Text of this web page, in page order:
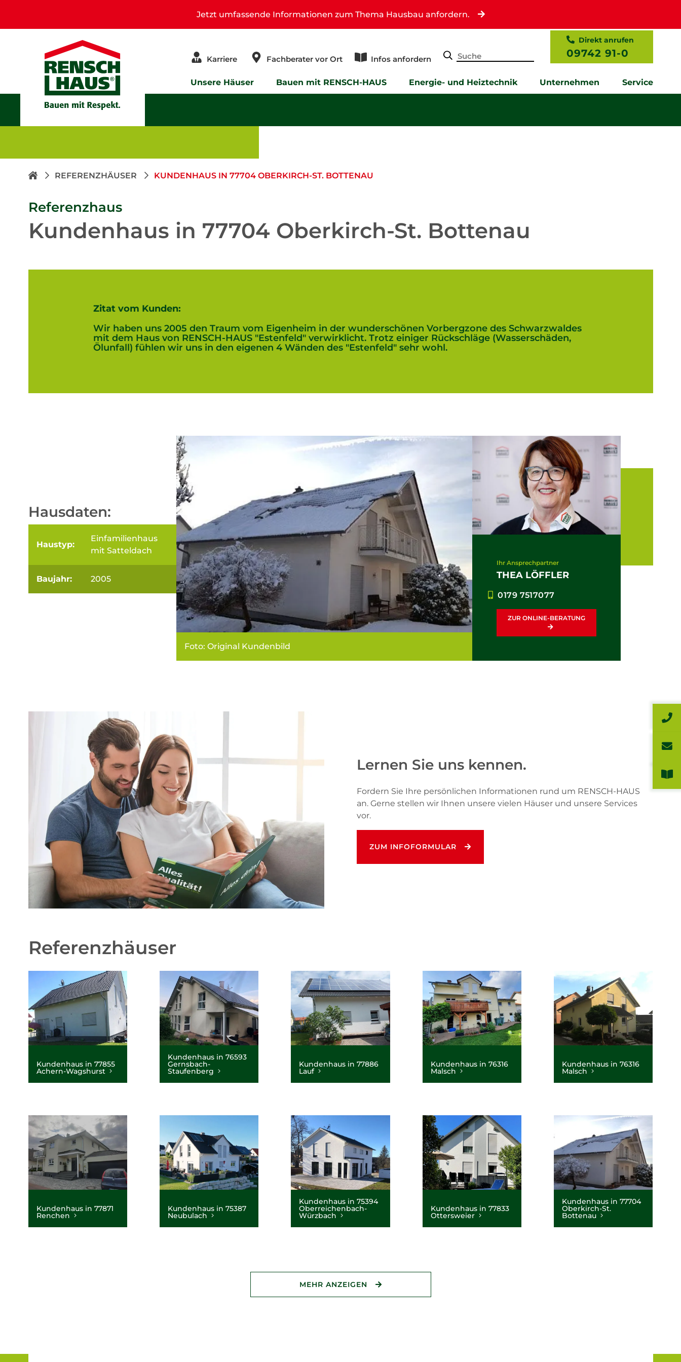
Jetzt umfassende Informationen zum Thema Hausbau anfordern.
Karriere Fachberater vor Ort Infos anfordern
Direkt anrufen
09742 91-0
Unsere Häuser Bauen mit RENSCH-HAUS Energie- und Heiztechnik Unternehmen Service
REFERENZHÄUSER KUNDENHAUS IN 77704 OBERKIRCH-ST. BOTTENAU
Referenzhaus
Kundenhaus in 77704 Oberkirch-St. Bottenau
Zitat vom Kunden:
Wir haben uns 2005 den Traum vom Eigenheim in der wunderschönen Vorbergzone des Schwarzwaldes
mit dem Haus von RENSCH-HAUS "Estenfeld" verwirklicht. Trotz einiger Rückschläge (Wasserschäden,
Ölunfall) fühlen wir uns in den eigenen 4 Wänden des "Estenfeld" sehr wohl.
Hausdaten:
Haustyp:
Einfamilienhaus
mit Satteldach
Baujahr: 2005
Foto: Original Kundenbild
Ihr Ansprechpartner
THEA LÖFFLER
0179 7517077
ZUR ONLINE-BERATUNG
Lernen Sie uns kennen.
Fordern Sie Ihre persönlichen Informationen rund um RENSCH-HAUS
an. Gerne stellen wir Ihnen unsere vielen Häuser und unsere Services
vor.
ZUM INFOFORMULAR
Referenzhäuser
Kundenhaus in 77855
Achern-Wagshurst
Kundenhaus in 76593
Gernsbach-
Staufenberg
Kundenhaus in 77886
Lauf
Kundenhaus in 76316
Malsch
Kundenhaus in 76316
Malsch
Kundenhaus in 77871
Renchen
Kundenhaus in 75387
Neubulach
Kundenhaus in 75394
Oberreichenbach-
Würzbach
Kundenhaus in 77833
Ottersweier
Kundenhaus in 77704
Oberkirch-St.
Bottenau
MEHR ANZEIGEN